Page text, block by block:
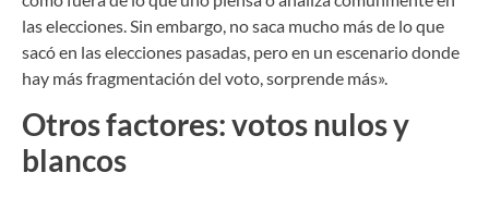
las elecciones. Sin embargo, no saca mucho más de lo que
sacó en las elecciones pasadas, pero en un escenario donde
hay más fragmentación del voto, sorprende más».
Otros factores: votos nulos y
blancos